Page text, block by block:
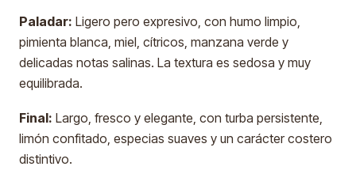
Paladar: Ligero pero expresivo, con humo limpio,
pimienta blanca, miel, cítricos, manzana verde y
delicadas notas salinas. La textura es sedosa y muy
equilibrada.
Final: Largo, fresco y elegante, con turba persistente,
limón confitado, especias suaves y un carácter costero
distintivo.